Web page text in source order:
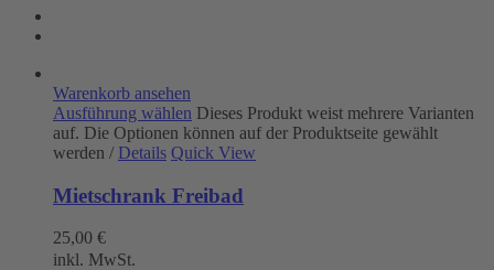
Warenkorb ansehen
Ausführung wählen Dieses Produkt weist mehrere Varianten
auf. Die Optionen können auf der Produktseite gewählt
werden / Details Quick View
Mietschrank Freibad
25,00 €
inkl. MwSt.